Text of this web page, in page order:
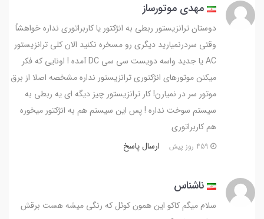
مهدی موتورساز
دوستان ترانزیستور ربطی به انژکتور یا کاربراتوری نداره خواهشاً
وقتی سردرنمیارید دیگری رو مسخره نکنید الان کلی ترانزیستور
AC یا جدید واسه دویست سی سی DC آمده ! اونایی که فکر
میکنن موتورهای انژکتوری ترانزیستور نداره مشخصه اصلا از برق
موتور سر در نمیارن! کار ترانزیستور چیز دیگه ای یه ربطی به
سیستم سوخت نداره ! پس این سیستم هم به انژکتور میخوره
هم کاربراتوری
ارسال پاسخ
ناشناس
سلام میگم کاکو این همون کوئل که رنگی میشه هست برقش